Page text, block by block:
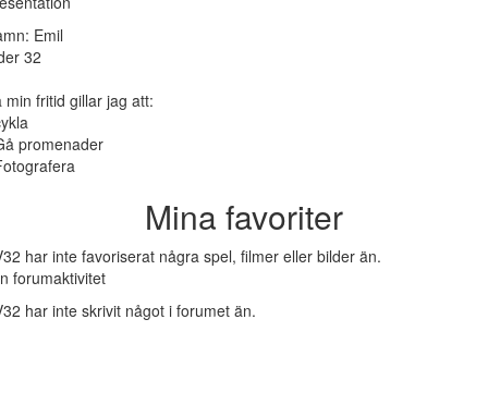
Emil
32
min fritid gillar jag att:
promenader
Mina favoriter
har inte favoriserat några spel, filmer eller bilder än.
forumaktivitet
har inte skrivit något i forumet än.